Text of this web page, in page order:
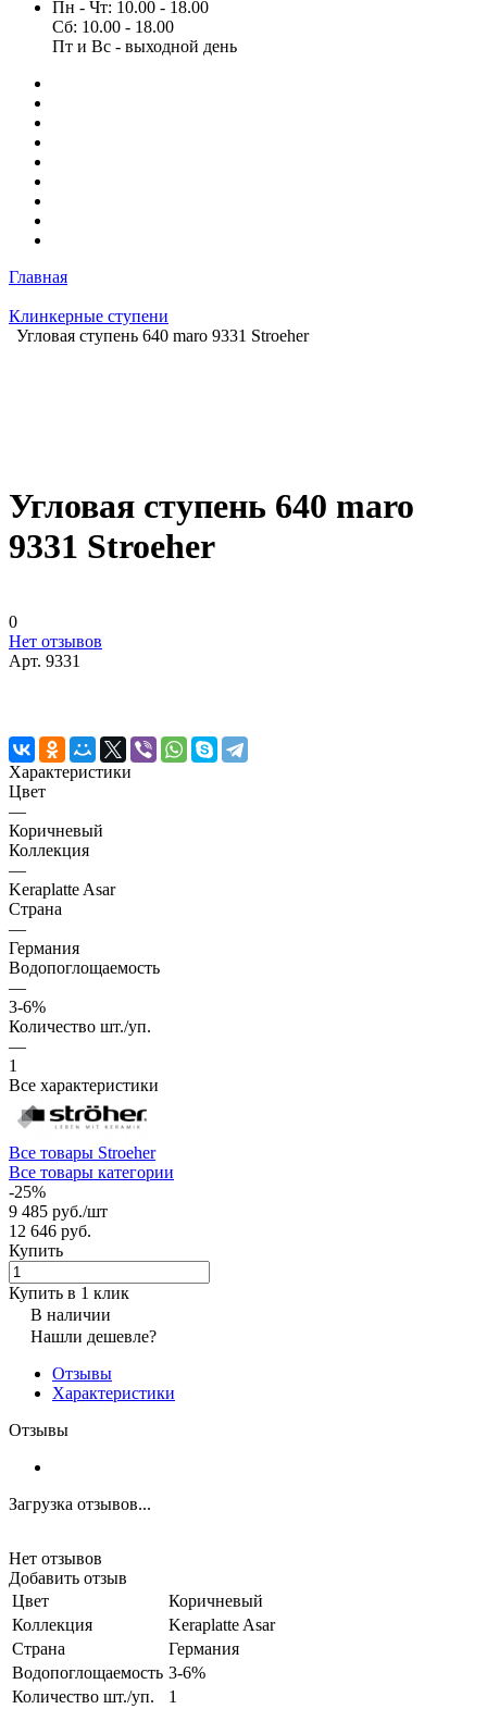
Пн - Чт: 10.00 - 18.00
Сб: 10.00 - 18.00
Пт и Вс - выходной день
Главная
Клинкерные ступени
Угловая ступень 640 maro 9331 Stroeher
Угловая ступень 640 maro
9331 Stroeher
0
Нет отзывов
Арт. 9331
Характеристики
Цвет
—
Коричневый
Коллекция
—
Keraplatte Asar
Страна
—
Германия
Водопоглощаемость
—
3-6%
Количество шт./уп.
—
1
Все характеристики
Все товары Stroeher
Все товары категории
-25%
9 485 руб./шт
12 646 руб.
Купить
Купить в 1 клик
В наличии
Нашли дешевле?
Отзывы
Характеристики
Отзывы
Загрузка отзывов...
Нет отзывов
Добавить отзыв
Цвет
Коричневый
Коллекция
Keraplatte Asar
Страна
Германия
Водопоглощаемость 3-6%
Количество шт./уп.
1